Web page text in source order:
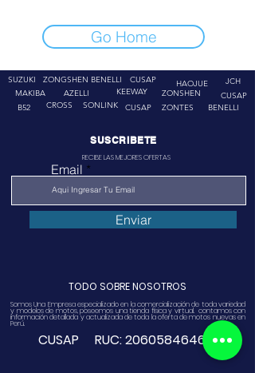
Go Home
SUZUKI
ZONGSHEN
MAKIBA
AZELLI
BENELLI
CUSAP
KEEWAY
B52
CROSS SONLINK CUSAP
HAOJUE
JCH
ZONSHEN
ZONTES
CUSAP
BENELLI
SUSCRIBETE
RECIBE LAS MEJORES OFERTAS
Email
Enviar
TODO SOBRE NOSOTROS
Somos Una Empresa especializado en la comercialización de toda variedad
y modelos de motos, poseemos una tienda física y virtual. contamos con
información detallada y actualizada de toda la oferta de motos nuevas en
Perú.
CUSAP RUC:20605846468